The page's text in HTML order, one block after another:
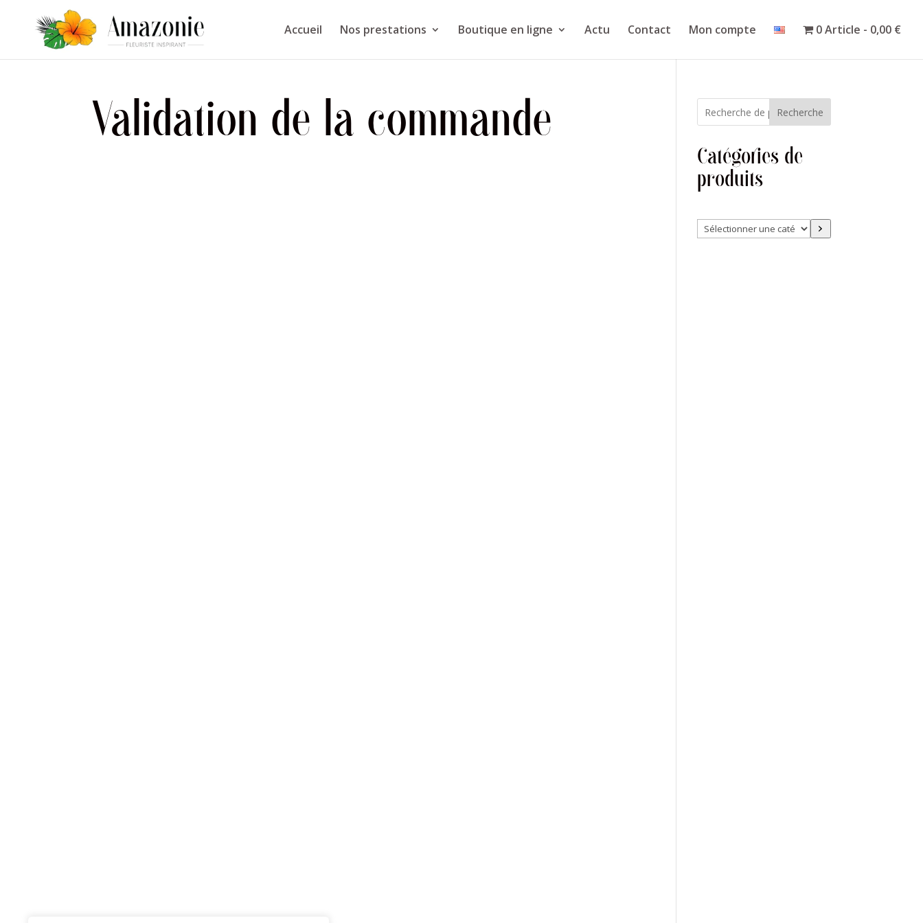
Accueil Nos prestations Boutique en ligne Actu Contact Mon compte 0 Article 0,00 €
Validation de la commande Recherche
Catégories de
produits
Sélectionner